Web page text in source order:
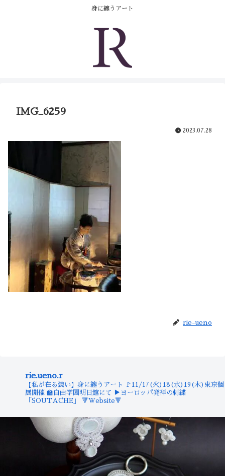
身に纏うアート
IMG_6259
2023.07.28
rie-ueno
rie.ueno.r
【私が在る装い】身に纏うアート
🚩11/17(火)18(水)19(木)東京個
展開催 🏫自由学園明日館にて
▶︎ヨーロッパ発祥の刺繍
「SOUTACHE」
🔻Website🔻